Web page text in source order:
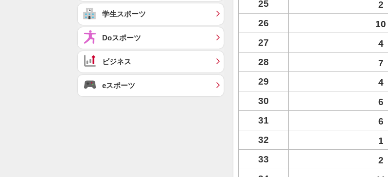
25
2
26
10
27
4
28
7
29
4
30
6
31
6
32
1
33
2
学生スポーツ
Doスポーツ
ビジネス
eスポーツ